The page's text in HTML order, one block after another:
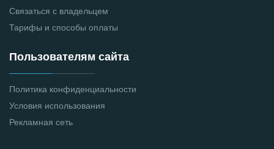
Связаться с владельцем
Тарифы и способы оплаты
Пользователям сайта
Политика конфиденциальности
Условия использования
Рекламная сеть